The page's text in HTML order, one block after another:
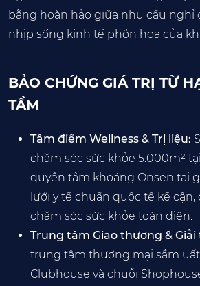
bằng hoàn hảo giữa nhu cầu nghỉ
nhịp sống kinh tế phồn hoa của
BẢO CHỨNG GIÁ TRỊ TỪ
TẦM
Tâm điểm Wellness & Trị liệu:
chăm sóc sức khỏe 5.000m²
quyền tắm khoáng Onsen tại
lưới y tế chuẩn quốc tế kế
chăm sóc sức khỏe toàn diện.
Trung tâm Giao thương & Giải
trung tâm thương mại sầm
Clubhouse và chuỗi